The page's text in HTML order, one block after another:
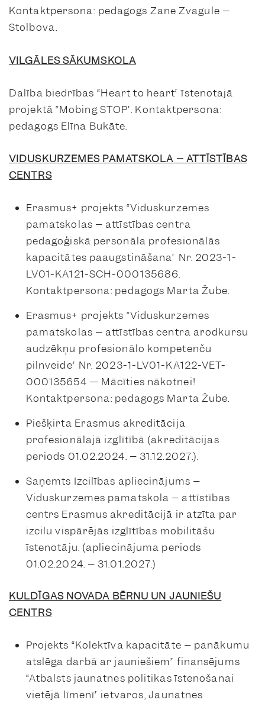
Kontaktpersona: pedagogs Zane Zvagule –
Stolbova.
VILGĀLES SĀKUMSKOLA
Dalība biedrības “Heart to heart” īstenotajā
projektā “Mobing STOP”. Kontaktpersona:
pedagogs Elīna Bukāte.
VIDUSKURZEMES PAMATSKOLA – ATTĪSTĪBAS
CENTRS
Erasmus+ projekts “Viduskurzemes
pamatskolas – attīstības centra
pedagoģiskā personāla profesionālās
kapacitātes paaugstināšana” Nr. 2023-1-
LV01-KA121-SCH-000135686.
Kontaktpersona: pedagogs Marta Žube.
Erasmus+ projekts “Viduskurzemes
pamatskolas – attīstības centra arodkursu
audzēkņu profesionālo kompetenču
pilnveide” Nr. 2023-1-LV01-KA122-VET-
000135654 — Mācīties nākotnei!
Kontaktpersona: pedagogs Marta Žube.
Piešķirta Erasmus akreditācija
profesionālajā izglītībā (akreditācijas
periods 01.02.2024. – 31.12.2027.).
Saņemts Izcilības apliecinājums –
Viduskurzemes pamatskola – attīstības
centrs Erasmus akreditācijā ir atzīta par
izcilu vispārējās izglītības mobilitāšu
īstenotāju. (apliecinājuma periods
01.02.2024. – 31.01.2027.)
KULDĪGAS NOVADA BĒRNU UN JAUNIEŠU
CENTRS
Projekts “Kolektīva kapacitāte – panākumu
atslēga darbā ar jauniešiem” finansējums
“Atbalsts jaunatnes politikas īstenošanai
vietējā līmenī” ietvaros, Jaunatnes